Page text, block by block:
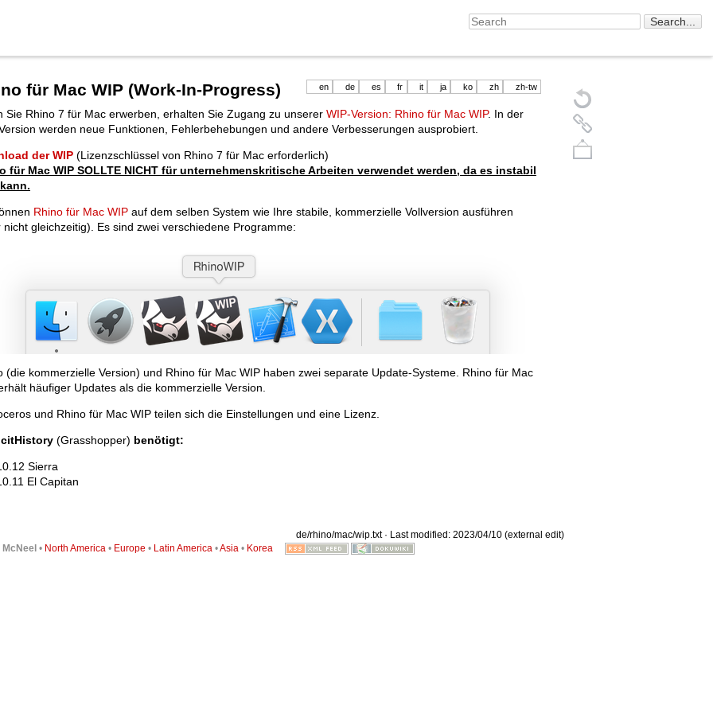
en de es fr it ja ko zh zh-tw
für Mac WIP (Work-In-Progress)
Sie Rhino 7 für Mac erwerben, erhalten Sie Zugang zu unserer WIP-Version: Rhino für Mac WIP. In der
werden neue Funktionen, Fehlerbehebungen und andere Verbesserungen ausprobiert.
der WIP (Lizenzschlüssel von Rhino 7 für Mac erforderlich)
für Mac WIP SOLLTE NICHT für unternehmenskritische Arbeiten verwendet werden, da es instabil
Rhino für Mac WIP auf dem selben System wie Ihre stabile, kommerzielle Vollversion ausführen
nicht gleichzeitig). Es sind zwei verschiedene Programme:
(die kommerzielle Version) und Rhino für Mac WIP haben zwei separate Update-Systeme. Rhino für Mac
häufiger Updates als die kommerzielle Version.
und Rhino für Mac WIP teilen sich die Einstellungen und eine Lizenz.
(Grasshopper) benötigt:
Sierra
El Capitan
de/rhino/mac/wip.txt· Last modified: 2023/04/10 (external edit)
McNeel • North America• Europe • Latin America•Asia• Korea